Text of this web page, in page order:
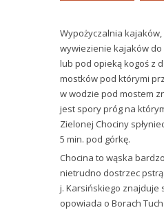
Wypożyczalnia
wywiezienie kajaków do
lub pod opieką kogoś z
mostków pod którymi
w wodzie pod mostem
jest spory próg na
Zielonej Chociny
5 min. pod górkę.
Chocina to wąska
nietrudno dostrzec
j. Karsińskiego znajduje
opowiada o Borach